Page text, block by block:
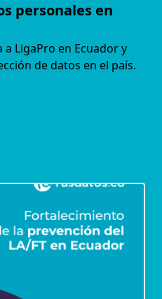
personales en
LigaPro en Ecuador y
de datos en el país.